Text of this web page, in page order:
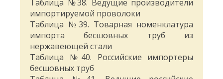
Таблица №38. Ведущие производители
импортируемой проволоки
Таблица №39. Товарная номенклатура
импорта бесшовных труб из
нержавеющей стали
Таблица №40. Российские импортеры
бесшовных труб